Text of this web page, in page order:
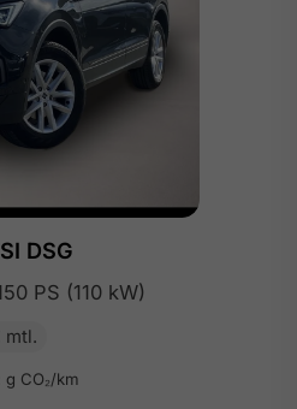
DSG
PS (110 kW)
mtl.
CO₂/km